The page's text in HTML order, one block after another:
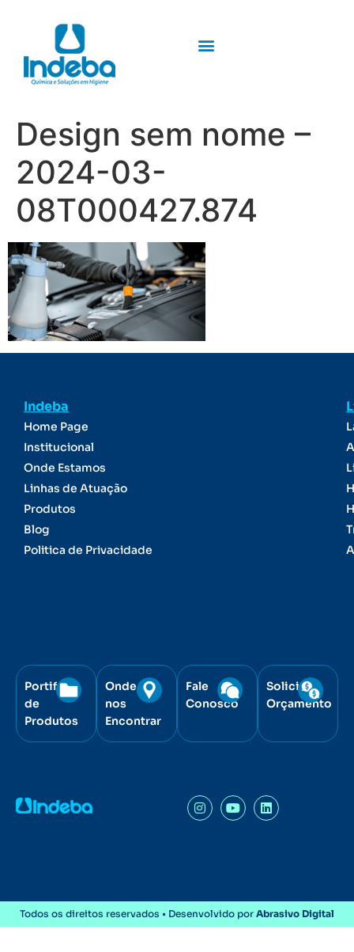
Design sem nome –
2024-03-
08T000427.874
Indeba
Home Page
Institucional
Onde Estamos
Linhas de Atuação
Produtos
Blog
Politica de Privacidade
Portifólio
de
Produtos
Onde
nos
Encontrar
Fale
Conosco
Solicite
Orçamento
Todos os direitos reservados • Desenvolvido por Abrasivo Digital